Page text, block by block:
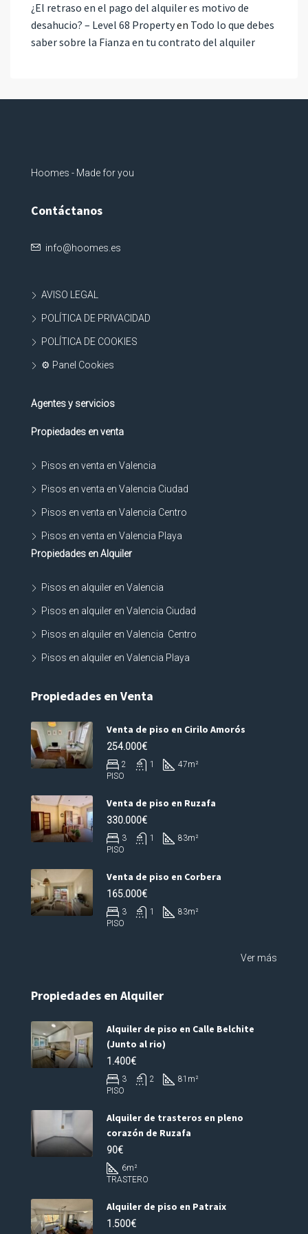
¿El retraso en el pago del alquiler es motivo de
desahucio? – Level 68 Propertyen Todo lo que debes
saber sobre la Fianza en tu contrato del alquiler
Hoomes - Made for you
Contáctanos
info@hoomes.es
AVISO LEGAL
POLÍTICA DE PRIVACIDAD
POLÍTICA DE COOKIES
⚙ Panel Cookies
Agentes y servicios
Propiedades en venta
Pisos en venta en Valencia
Pisos en venta en Valencia Ciudad
Pisos en venta en Valencia Centro
Pisos en venta en Valencia Playa
Propiedades en Alquiler
Pisos en alquiler en Valencia
Pisos en alquiler en Valencia Ciudad
Pisos en alquiler en Valencia Centro
Pisos en alquiler en Valencia Playa
Propiedades en Venta
Venta de piso en Cirilo Amorós
254.000€
2 1 47m²
PISO
Venta de piso en Ruzafa
330.000€
3 1 83m²
PISO
Venta de piso en Corbera
165.000€
3 1 83m²
PISO
Ver más
Propiedades en Alquiler
Alquiler de piso en Calle Belchite
(Junto al rio)
1.400€
3 2 81 m²
PISO
Alquiler de trasteros en pleno
corazón de Ruzafa
90€
6m²
TRASTERO
Alquiler de piso en Patraix
1.500€